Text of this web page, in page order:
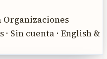
Organizaciones
Sin cuenta · English &